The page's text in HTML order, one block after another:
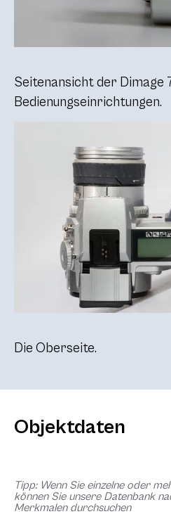
Seitenansicht der Dimage
Bedienungseinrichtungen.
Die Oberseite.
Objektdaten
Tipp: Wenn Sie einzelne oder
können Sie unsere Datenbank
Merkmalen durchsuchen